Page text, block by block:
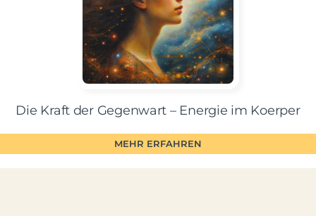
Die Kraft der Gegenwart – Energie im Koerper
MEHR ERFAHREN